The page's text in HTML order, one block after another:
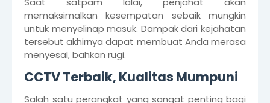
memaksimalkan kesempatan sebaik mungkin
untuk menyelinap masuk. Dampak dari kejahatan
tersebut akhirnya dapat membuat Anda merasa
menyesal, bahkan rugi.
CCTV Terbaik, Kualitas Mumpuni
Salah satu perangkat yang sangat penting bagi